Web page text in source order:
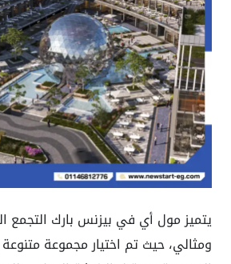
يتميز مول أي في بيزنس بارك التجمع
ومثالي، حيث تم اختيار مجموعة